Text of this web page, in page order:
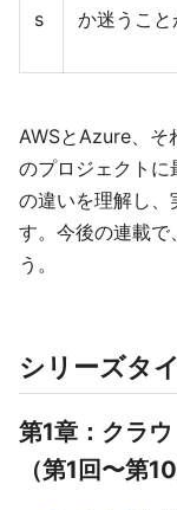
s
か迷うこと
AWSとAzure、そ
のプロジェクトに
の違いを理解し
す。今後の連載で
う。
シリーズタ
第1章：クラ
（第1回〜第10